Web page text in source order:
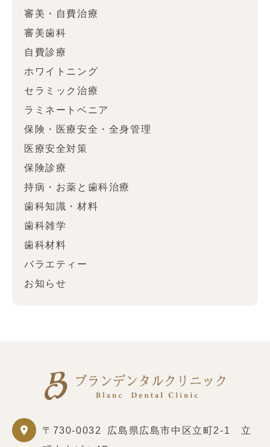
審美・自費治療
審美歯科
自費診療
ホワイトニング
セラミック治療
ラミネートベニア
保険・医療安全・全身管理
医療安全対策
保険診療
持病・お薬と歯科治療
歯科知識・材料
歯科雑学
歯科材料
バラエティー
お知らせ
〒730-0032
広島県広島市中区立町2-1 立